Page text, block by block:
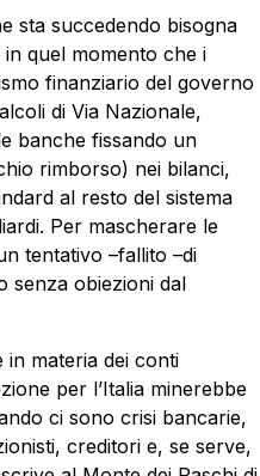
sta succedendo bisogna
quel momento che i
finanziario del governo
di Via Nazionale,
banche fissando un
rimborso) nei bilanci,
al resto del sistema
Per mascherare le
tentativo –fallito –di
senza obiezioni dal
in materia dei conti
per l’Italia minerebbe
ci sono crisi bancarie,
creditori e, se serve,